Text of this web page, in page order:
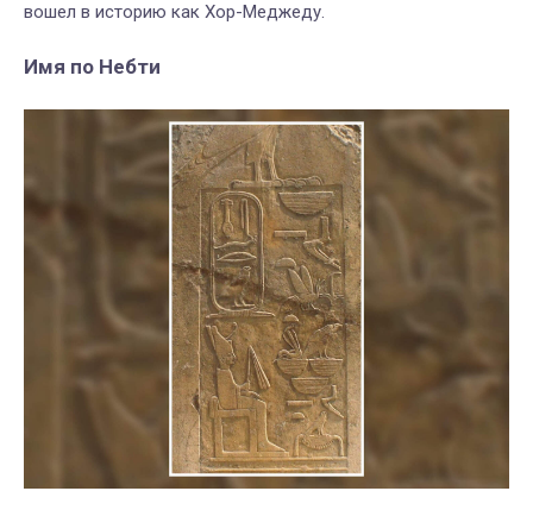
вошел в историю как Хор-Меджеду.
Имя по Небти